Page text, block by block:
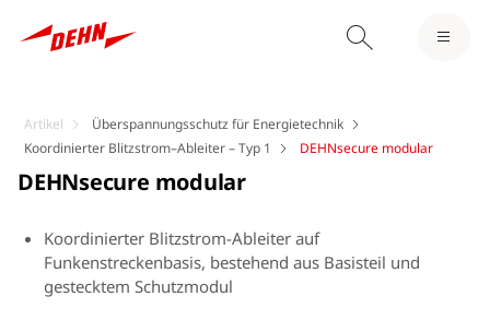
Artikel
Überspannungsschutz für Energietechnik
Koordinierter Blitzstrom–Ableiter – Typ 1
DEHNsecure modular
DEHNsecure modular
Koordinierter Blitzstrom-Ableiter auf
Funkenstreckenbasis, bestehend aus Basisteil und
gestecktem Schutzmodul